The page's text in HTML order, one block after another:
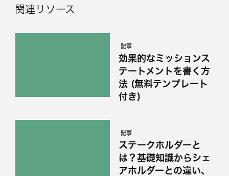
関連リソース
記事
効果的なミッションス
テートメントを書く方
法 (無料テンプレート
付き)
記事
ステークホルダーと
は？基礎知識からシェ
アホルダーとの違い、